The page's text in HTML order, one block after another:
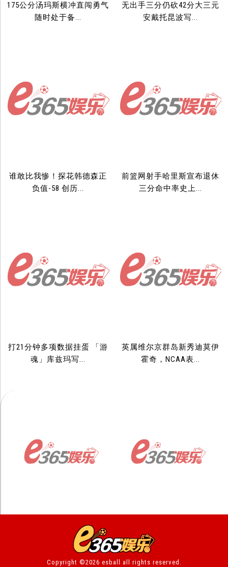
175公分汤玛斯横冲直闯勇气
随时处于备...
无出手三分仍砍42分大三元
安戴托昆波写...
谁敢比我惨！探花韩德森正
负值-58 创历...
前篮网射手哈里斯宣布退休
三分命中率史上...
打21分钟多项数据挂蛋 「游
魂」库兹玛写...
英属维尔京群岛新秀迪莫伊
霍奇，NCAA表...
Copyright ©2026 esball all rights reserved.